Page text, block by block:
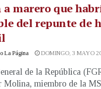
marero que
del repunte de
La Página DOMINGO, 3 MAYO
de la República
Molina, miembro de la